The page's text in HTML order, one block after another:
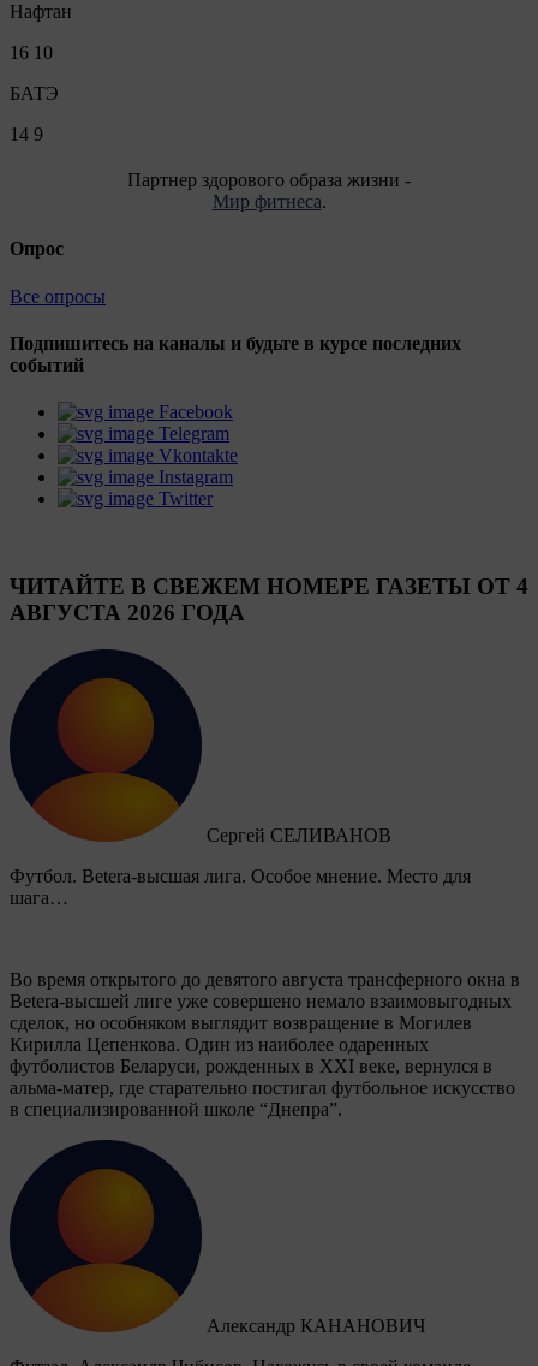
Нафтан
16 10
БАТЭ
14 9
Партнер здорового образа жизни -
Мир фитнеса.
Опрос
Все опросы
Подпишитесь на каналы и будьте в курсе последних
событий
Facebook
Telegram
Vkontakte
Instagram
Twitter
ЧИТАЙТЕ В СВЕЖЕМ НОМЕРЕ ГАЗЕТЫ ОТ 4
АВГУСТА 2026 ГОДА
Сергей СЕЛИВАНОВ
Футбол. Betera-высшая лига. Особое мнение. Место для
шага…
Во время открытого до девятого августа трансферного окна в
Betera-высшей лиге уже совершено немало взаимовыгодных
сделок, но особняком выглядит возвращение в Могилев
Кирилла Цепенкова. Один из наиболее одаренных
футболистов Беларуси, рожденных в XXI веке, вернулся в
альма-матер, где старательно постигал футбольное искусство
в специализированной школе “Днепра”.
Александр КАНАНОВИЧ